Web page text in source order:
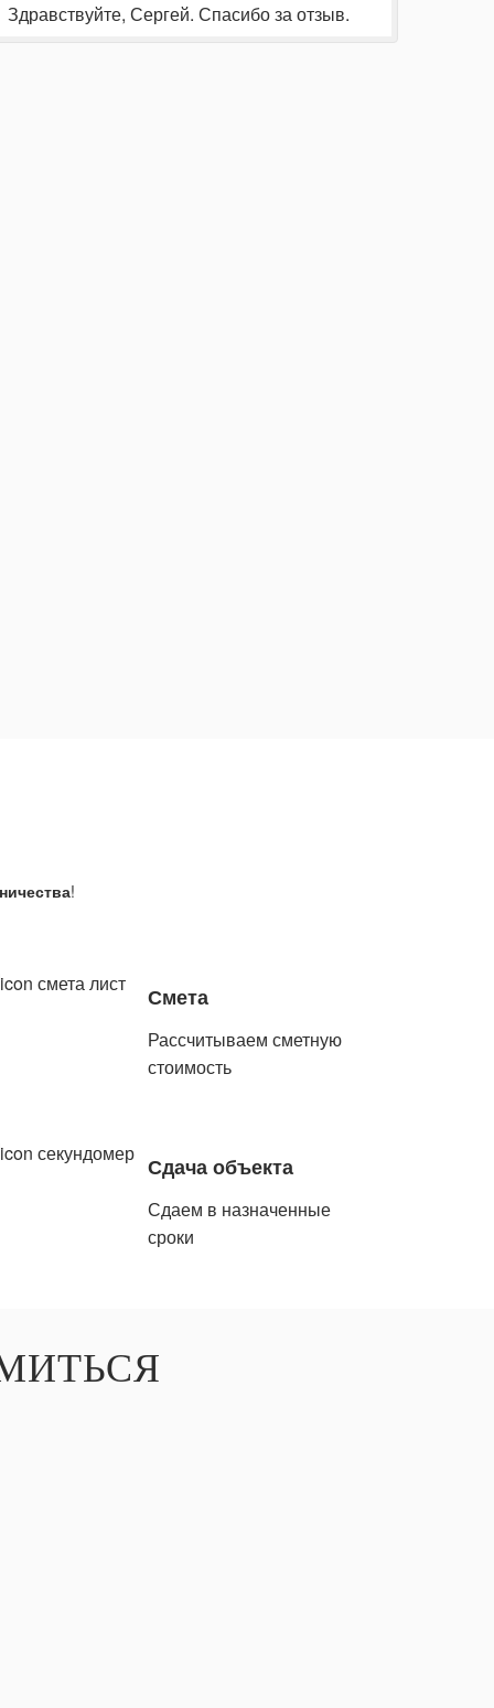
Здравствуйте, Сергей. Спасибо за отзыв.
!
Смета
Рассчитываем сметную
стоимость
Сдача объекта
Сдаем в назначенные
сроки